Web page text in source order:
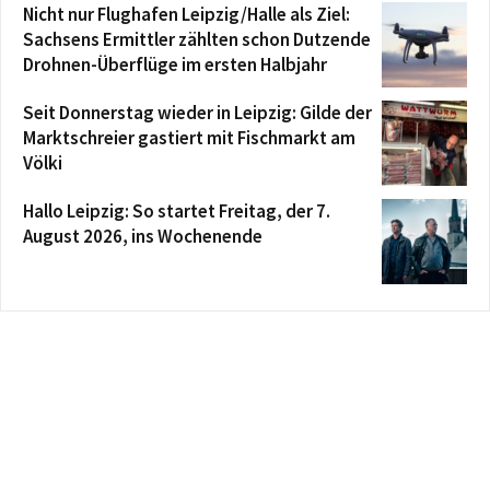
Nicht nur Flughafen Leipzig/Halle als Ziel:
Sachsens Ermittler zählten schon Dutzende
Drohnen-Überflüge im ersten Halbjahr
Seit Donnerstag wieder in Leipzig: Gilde der
Marktschreier gastiert mit Fischmarkt am
Völki
Hallo Leipzig: So startet Freitag, der 7.
August 2026, ins Wochenende